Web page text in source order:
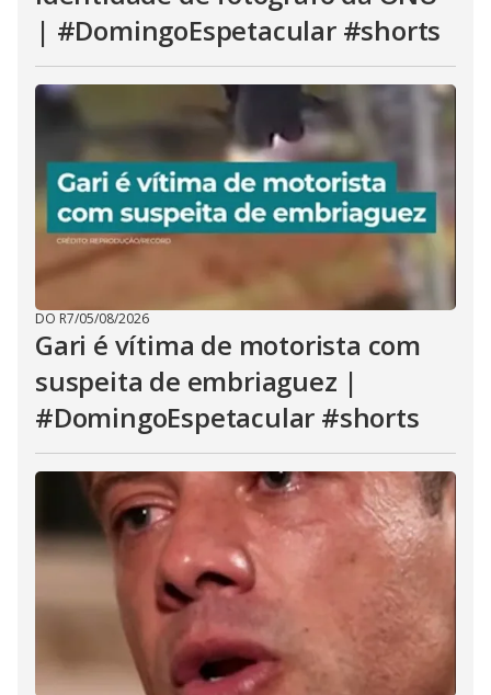
| #DomingoEspetacular #shorts
DO R7/05/08/2026
Gari é vítima de motorista com
suspeita de embriaguez |
#DomingoEspetacular #shorts